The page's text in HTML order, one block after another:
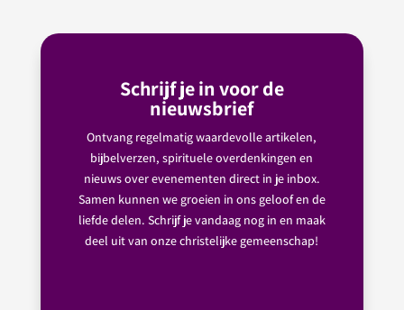
Schrijf je in voor de
nieuwsbrief
Ontvang regelmatig waardevolle artikelen,
bijbelverzen, spirituele overdenkingen en
nieuws over evenementen direct in je inbox.
Samen kunnen we groeien in ons geloof en de
liefde delen. Schrijf je vandaag nog in en maak
deel uit van onze christelijke gemeenschap!